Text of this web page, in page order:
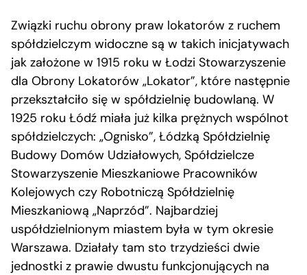
Związki ruchu obrony praw lokatorów z ruchem
spółdzielczym widoczne są w takich inicjatywach
jak założone w 1915 roku w Łodzi Stowarzyszenie
dla Obrony Lokatorów „Lokator”, które następnie
przekształciło się w spółdzielnię budowlaną. W
1925 roku Łódź miała już kilka prężnych wspólnot
spółdzielczych: „Ognisko”, Łódzką Spółdzielnię
Budowy Domów Udziałowych, Spółdzielcze
Stowarzyszenie Mieszkaniowe Pracowników
Kolejowych czy Robotniczą Spółdzielnię
Mieszkaniową „Naprzód”. Najbardziej
uspółdzielnionym miastem była w tym okresie
Warszawa. Działały tam sto trzydzieści dwie
jednostki z prawie dwustu funkcjonujących na